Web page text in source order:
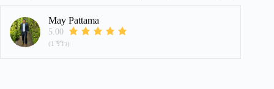
May Pattama
5.00
(1 รีวิว)